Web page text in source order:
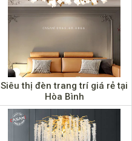
Siêu thị đèn trang trí giá rẻ tại
Hòa Bình